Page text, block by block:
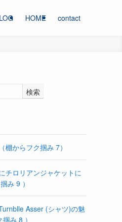
HOME contact
検索
棚からフク掴み 7）
チロリアンジャケットに
み 9 ）
Asser (シャツ)の魅
み 8 ）